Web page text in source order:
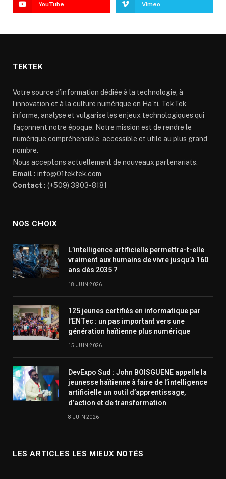
YouTube Vimeo
TEKTEK
Votre source d’information dédiée à la technologie, à
l’innovation et à la culture numérique en Haïti. TekTek
informe, analyse et vulgarise les enjeux technologiques qui
façonnent notre époque. Notre mission est de rendre le
numérique compréhensible, accessible et utile au plus grand
nombre.
Nous acceptons actuellement de nouveaux partenariats.
Email : info@01tektek.com
Contact : (+509) 3903-8181
NOS CHOIX
L’intelligence artificielle permettra-t-elle
vraiment aux humains de vivre jusqu’à 160
ans dès 2035 ?
18 JUIN 2026
125 jeunes certifiés en informatique par
l’ENTec : un pas important vers une
génération haïtienne plus numérique
15 JUIN 2026
DevExpo Sud : John BOISGUENE appelle la
jeunesse haïtienne à faire de l’intelligence
artificielle un outil d’apprentissage,
d’action et de transformation
8 JUIN 2026
LES ARTICLES LES MIEUX NOTÉS